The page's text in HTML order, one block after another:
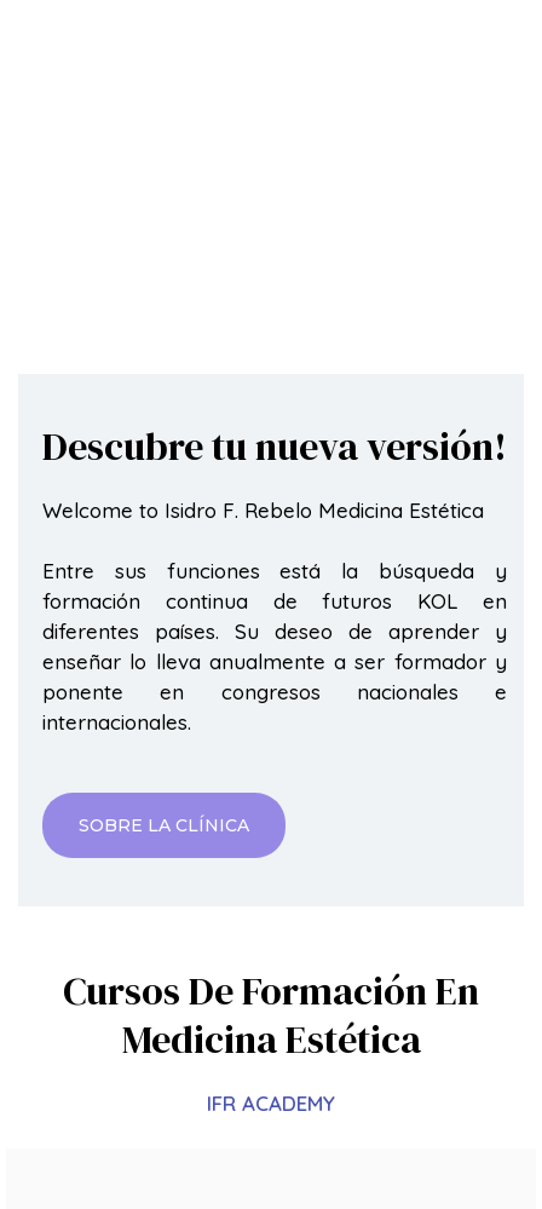
Descubre tu nueva versión!
Welcome to Isidro F. Rebelo Medicina Estética
Entre sus funciones está la búsqueda y
formación continua de futuros KOL en
diferentes países. Su deseo de aprender y
enseñar lo lleva anualmente a ser formador y
ponente en congresos nacionales e
internacionales.
SOBRE LA CLÍNICA
Cursos De Formación En
Medicina Estética​
IFR ACADEMY